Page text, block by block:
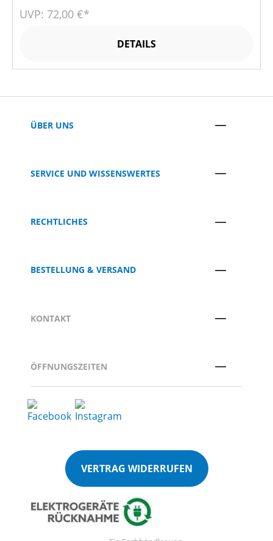
UVP: 72,00 €*
DETAILS
ÜBER UNS
SERVICE UND WISSENSWERTES
RECHTLICHES
BESTELLUNG & VERSAND
KONTAKT
ÖFFNUNGSZEITEN
VERTRAG WIDERRUFEN